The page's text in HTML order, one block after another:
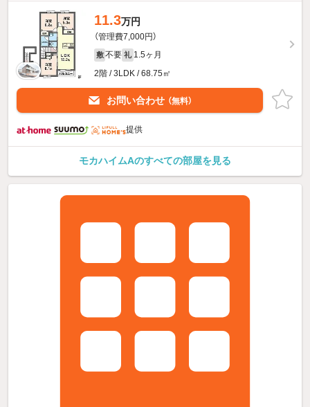
11.3万円
（管理費7,000円）
敷 不要 礼 1.5ヶ月
2階 / 3LDK / 68.75㎡
お問い合わせ （無料）
提供
モカハイムAのすべての部屋を見る